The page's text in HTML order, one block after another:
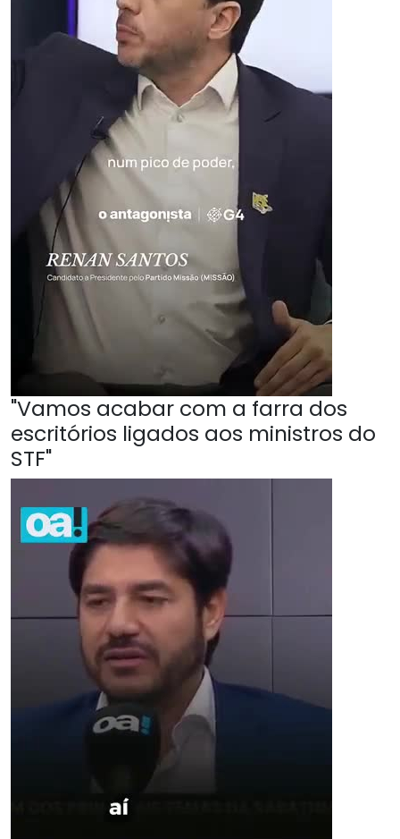
"Vamos acabar com a farra dos
escritórios ligados aos ministros do
STF"